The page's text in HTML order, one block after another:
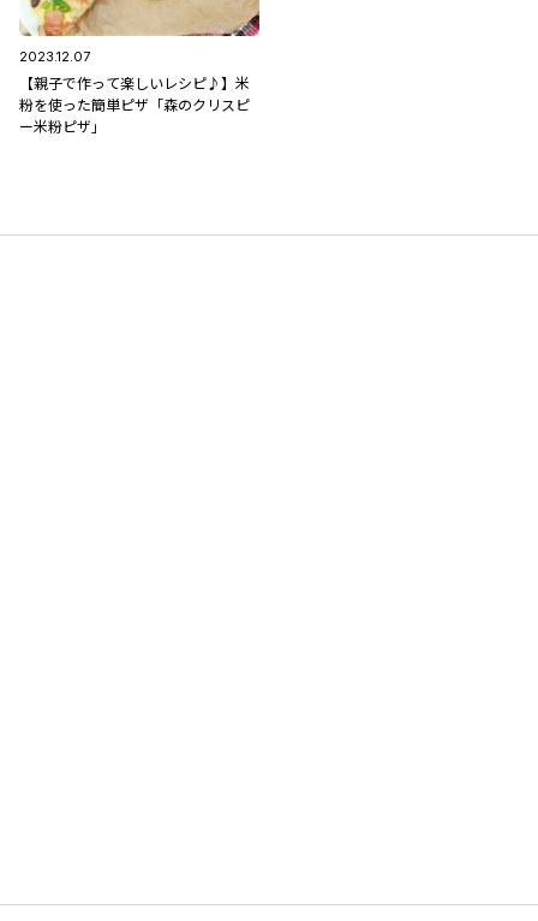
2023.12.07
【親子で作って楽しいレシピ♪】米
粉を使った簡単ピザ「森のクリスピ
ー米粉ピザ」